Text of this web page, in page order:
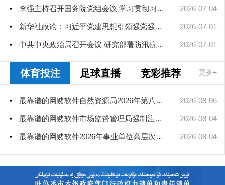
李强主持召开国务院党组会议 学习贯彻习近平总书记在庆祝中国共产... 2026-07-04
新华社政论：习近平党建思想引领强党强国新征程——写在中国共产... 2026-07-01
中共中央政治局召开会议 研究部署防汛抗旱工作 中共中央总书记习... 2026-07-01
体育投注 足球直播 竞彩推荐 更多+
最靠谱的网赌软件自然资源局2026年第八次、第九次局长办公会审查通过矿业... 2026-08-06
最靠谱的网赌软件市场监督管理局强制注销公司登记决定送达公告 2026-08-04
最靠谱的网赌软件2026年事业单位高层次和急需紧缺人才引进（部分岗位）公... 2026-08-04